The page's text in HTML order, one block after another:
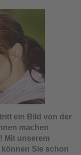
ein Bild von der
machen
Mit unserem
Sie schon